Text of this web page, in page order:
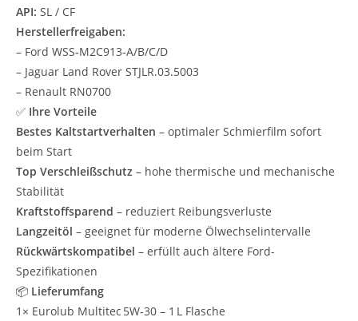
API: SL / CF
Herstellerfreigaben:
– Ford WSS‑M2C913‑A/B/C/D
– Jaguar Land Rover STJLR.03.5003
– Renault RN0700
✅ Ihre Vorteile
Bestes Kaltstartverhalten – optimaler Schmierfilm sofort
beim Start
Top Verschleißschutz – hohe thermische und mechanische
Stabilität
Kraftstoffsparend – reduziert Reibungsverluste
Langzeitöl – geeignet für moderne Ölwechselintervalle
Rückwärtskompatibel – erfüllt auch ältere Ford-
Spezifikationen
📦 Lieferumfang
1× Eurolub Multitec 5W‑30 – 1 L Flasche